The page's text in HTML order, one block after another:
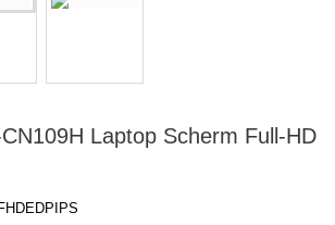
Laptop Scherm Full-HD